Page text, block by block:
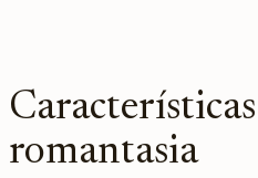
romantasia